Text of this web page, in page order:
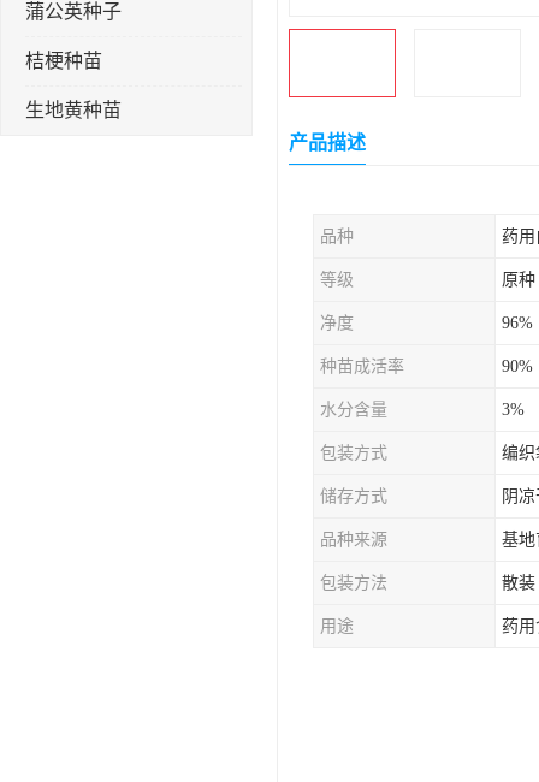
蒲公英种子
桔梗种苗
生地黄种苗
产品描述
品种 药
等级 原种
净度 96%
种苗成活率 90%
水分含量 3%
包装方式 编织
储存方式 阴
品种来源 基地
包装方法 散装
用途 药